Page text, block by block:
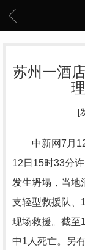
苏州一酒
[
中新网7月12
12日15时33分
发生坍塌，当地
支轻型救援队、
现场救援。截至
中1人死亡。另